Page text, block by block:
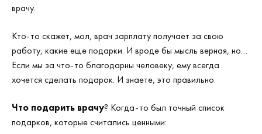
врачу.
Кто-то скажет, мол, врач зарплату получает за свою
работу, какие еще подарки. И вроде бы мысль верная, но…
Если мы за что-то благодарны человеку, ему всегда
хочется сделать подарок. И знаете, это правильно.
Что подарить врачу? Когда-то был точный список
подарков, которые считались ценными: